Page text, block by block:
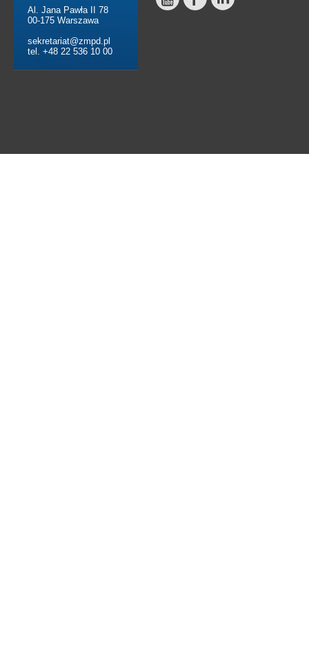
Al. Jana Pawła II 78
00-175 Warszawa
sekretariat@zmpd.pl
tel. +48 22 536 10 00